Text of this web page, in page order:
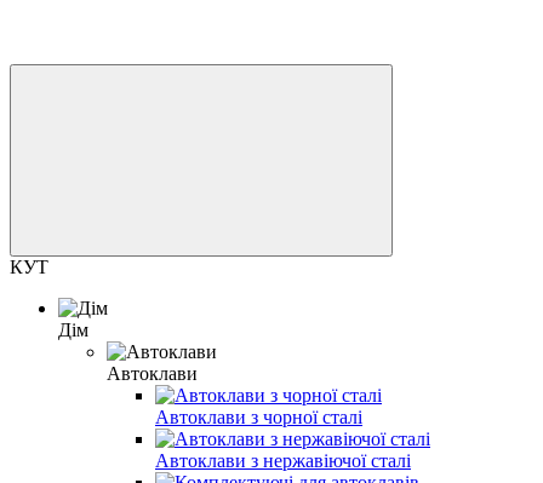
КУТ
Дім
Автоклави
Автоклави з чорної сталі
Автоклави з нержавіючої сталі